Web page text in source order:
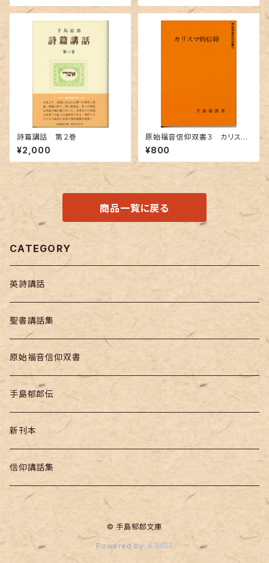
詩篇講話 第２巻
¥2,000
原始福音信仰双書３ カリスマ
的信仰
¥800
商品一覧に戻る
CATEGORY
英詩講話
聖書講話集
原始福音信仰双書
手島郁郎伝
新刊本
信仰講話集
© 手島郁郎文庫
Powered by